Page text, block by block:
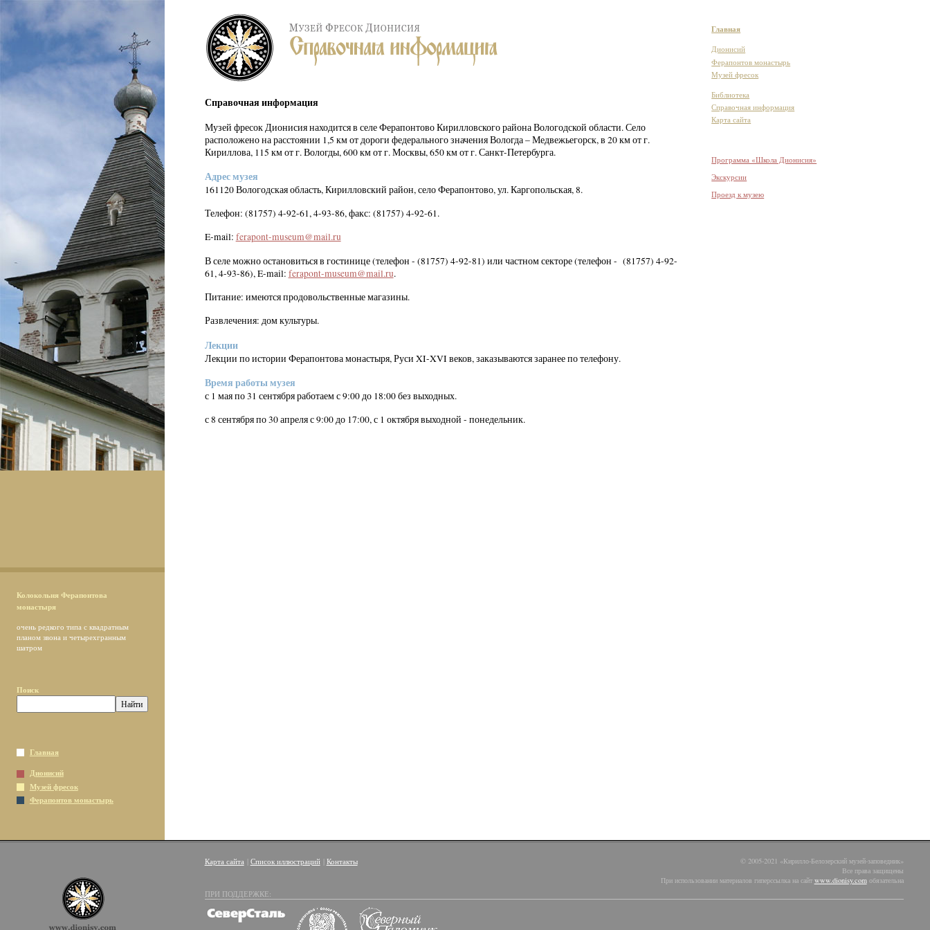
Колокольня Ферапонтова
монастыря
очень редкого типа с квадратным
планом звона и четырехгранным
шатром
Поиск
Главная
Дионисий
Музей фресок
Ферапонтов монастырь
Справочная информация
Музей фресок Дионисия находится в селе Ферапонтово Кирилловского района Вологодской области. Село
расположено на расстоянии 1,5 кмот дороги федерального значения Вологда – Медвежьегорск, в 20 кмот г.
Кириллова, 115 кмот г. Вологды, 600 кмот г. Москвы, 650 кмот г. Санкт-Петербурга.
Адрес музея
161120 Вологодская область, Кирилловский район, село Ферапонтово, ул. Каргопольская, 8.
Телефон: (81757) 4-92-61, 4-93-86, факс: (81757) 4-92-61.
E-mail: ferapont-museum@mail.ru
В селе можно остановиться в гостинице (телефон - (81757) 4-92-81) или частном секторе (телефон - (81757) 4-92-
61, 4-93-86), E-mail: ferapont-museum@mail.ru.
Питание: имеются продовольственные магазины.
Развлечения: дом культуры.
Лекции
Лекции по истории Ферапонтова монастыря, Руси XI-XVI веков, заказываются заранее по телефону.
Время работы музея
с 1 мая по 31 сентября работаем с 9:00 до 18:00 без выходных.
с 8 сентября по 30 апреля с 9:00 до 17:00, с 1 октября выходной - понедельник.
Главная
Дионисий
Ферапонтов монастырь
Музей фресок
Библиотека
Справочная информация
Карта сайта
Программа «Школа Дионисия»
Экскурсии
Проезд к музею
Карта сайта| Список иллюстраций| Контакты
© 2005-2021 «Кирилло-Белозерский музей-заповедник»
Все права защищены
При использовании материалов гиперссылка на сайт www.dionisy.comобязательна
ПРИ ПОДДЕРЖКЕ: